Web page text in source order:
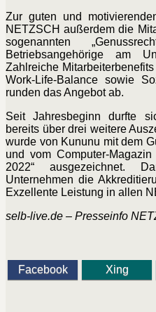
Zur guten und
NETZSCH außerdem die
sogenannten
Betriebsangehörige am
Zahlreiche
Work-Life-Balance sowie
runden das Angebot ab.
Seit Jahresbeginn durfte
bereits über drei weitere
wurde von Kununu mit dem
und vom Computer-
2022“ ausgezeichnet.
Unternehmen die
Exzellente Leistung in allen
selb-live.de – Presseinfo
Facebook Xing